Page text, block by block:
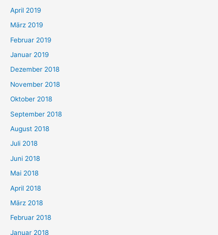
April 2019
März 2019
Februar 2019
Januar 2019
Dezember 2018
November 2018
Oktober 2018
September 2018
August 2018
Juli 2018
Juni 2018
Mai 2018
April 2018
März 2018
Februar 2018
Januar 2018